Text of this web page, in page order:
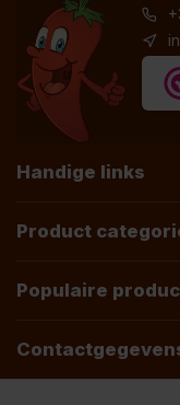
Handige links
Product
Populaire